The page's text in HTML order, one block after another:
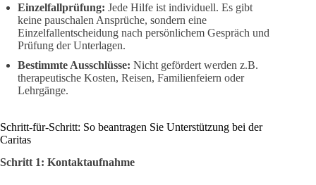
Einzelfallprüfung: Jede Hilfe ist individuell. Es gibt
keine pauschalen Ansprüche, sondern eine
Einzelfallentscheidung nach persönlichem Gespräch und
Prüfung der Unterlagen.
Bestimmte Ausschlüsse: Nicht gefördert werden z.B.
therapeutische Kosten, Reisen, Familienfeiern oder
Lehrgänge.
Schritt-für-Schritt: So beantragen Sie Unterstützung bei der
Caritas
Schritt 1: Kontaktaufnahme